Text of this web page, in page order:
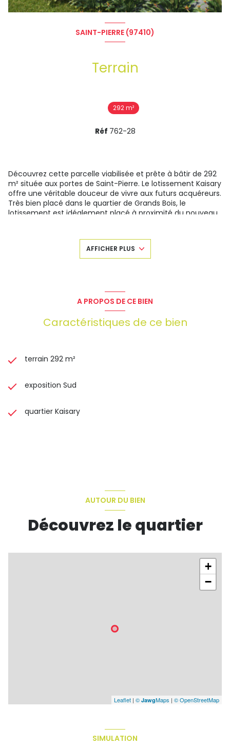
SAINT-PIERRE (97410)
Terrain
292 m²
Réf 762-28
Découvrez cette parcelle viabilisée et prête à bâtir de 292
m² située aux portes de Saint-Pierre. Le lotissement Kaisary
offre une véritable douceur de vivre aux futurs acquéreurs.
Très bien placé dans le quartier de Grands Bois, le
lotissement est idéalement placé à proximité du nouveau
Prix net vendeur : 134 297 € TTC
Honoraires : 7 704 € TTC à la charge du vendeur
exposé sont disponibles sur le site Géorisques :
www.georisques.gouv.fr
AFFICHER PLUS
A PROPOS DE CE BIEN
Caractéristiques de ce bien
terrain 292 m²
exposition Sud
quartier Kaisary
AUTOUR DU BIEN
Découvrez le quartier
+
−
Leaflet | © JawgMaps | © OpenStreetMap
SIMULATION